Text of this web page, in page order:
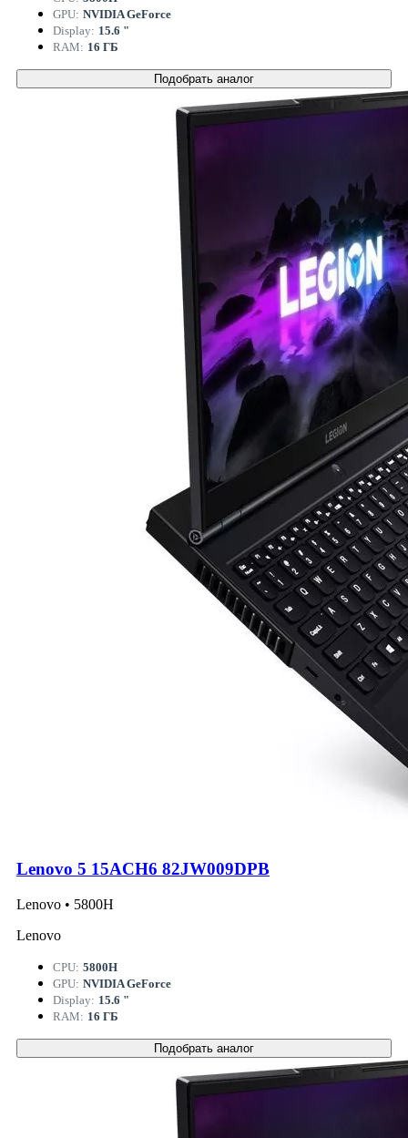
GPU: NVIDIA GeForce
Display: 15.6 "
RAM: 16 ГБ
Подобрать аналог
Lenovo 5 15ACH6 82JW009DPB
Lenovo • 5800H
Lenovo
CPU: 5800H
GPU: NVIDIA GeForce
Display: 15.6 "
RAM: 16 ГБ
Подобрать аналог